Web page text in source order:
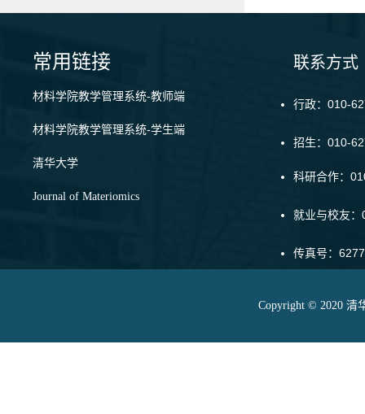
常用链接
材料学院教学管理系统-教师端
材料学院教学管理系统-学生端
清华大学
Journal of Materiomics
联系方式
行政：010-
招生：010-
科研合作：
就业与校友
传真号：
Copyright © 2020 清